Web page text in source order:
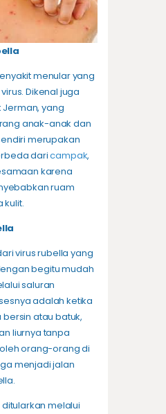
menular yang
Dikenal juga
yang
anak-anak dan
merupakan
daricampak,
karena
ruam
kulit.
virus rubella yang
begitu mudah
saluran
adalah ketika
atau batuk,
liurnya tanpa
orang-orang di
menjadi jalan
melalui